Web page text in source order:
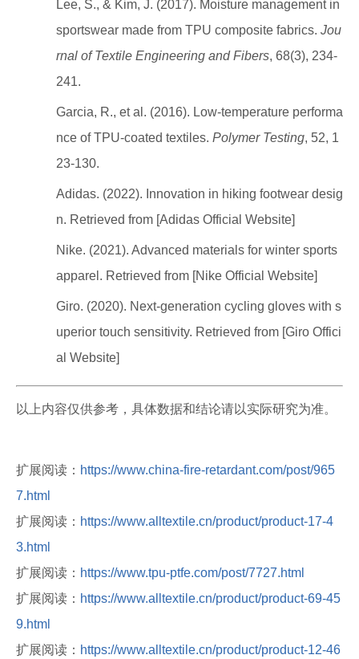
Lee, S., & Kim, J. (2017). Moisture management in
sportswear made from TPU composite fabrics. Jou
rnal of Textile Engineering and Fibers, 68(3), 234-
241.
Garcia, R., et al. (2016). Low-temperature performa
nce of TPU-coated textiles. Polymer Testing, 52, 1
23-130.
Adidas. (2022). Innovation in hiking footwear desig
n. Retrieved from [Adidas Official Website]
Nike. (2021). Advanced materials for winter sports
apparel. Retrieved from [Nike Official Website]
Giro. (2020). Next-generation cycling gloves with s
uperior touch sensitivity. Retrieved from [Giro Offici
al Website]
以上内容仅供参考，具体数据和结论请以实际研究为准。
扩展阅读： https://www.china-fire-retardant.com/post/965
7.html
扩展阅读： https://www.alltextile.cn/product/product-17-4
3.html
扩展阅读： https://www.tpu-ptfe.com/post/7727.html
扩展阅读： https://www.alltextile.cn/product/product-69-45
9.html
扩展阅读： https://www.alltextile.cn/product/product-12-46